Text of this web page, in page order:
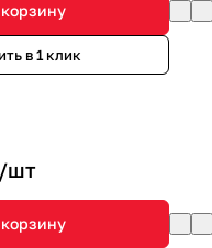
в 1 клик
шт